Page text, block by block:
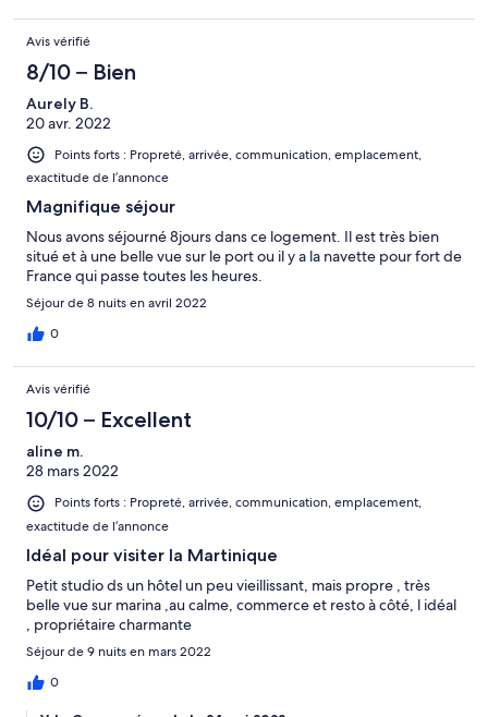
Avis vérifié
8/10 – Bien
Aurely B.
20 avr. 2022
Points forts : Propreté, arrivée, communication, emplacement,
exactitude de l’annonce
Magnifique séjour
Nous avons séjourné 8jours dans ce logement. Il est très bien
situé et à une belle vue sur le port ou il y a la navette pour fort de
France qui passe toutes les heures.
Séjour de 8 nuits en avril 2022
0
Avis vérifié
10/10 – Excellent
aline m.
28 mars 2022
Points forts : Propreté, arrivée, communication, emplacement,
exactitude de l’annonce
Idéal pour visiter la Martinique
Petit studio ds un hôtel un peu vieillissant, mais propre , très
belle vue sur marina ,au calme, commerce et resto à côté, l idéal
, propriétaire charmante
Séjour de 9 nuits en mars 2022
0